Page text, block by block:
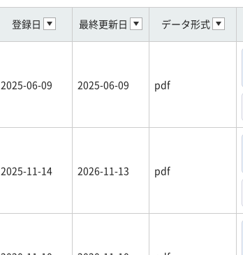
登録日 最終更新日 データ形式
2025-06-09 2025-06-09 pdf
2025-11-14 2026-11-13 pdf